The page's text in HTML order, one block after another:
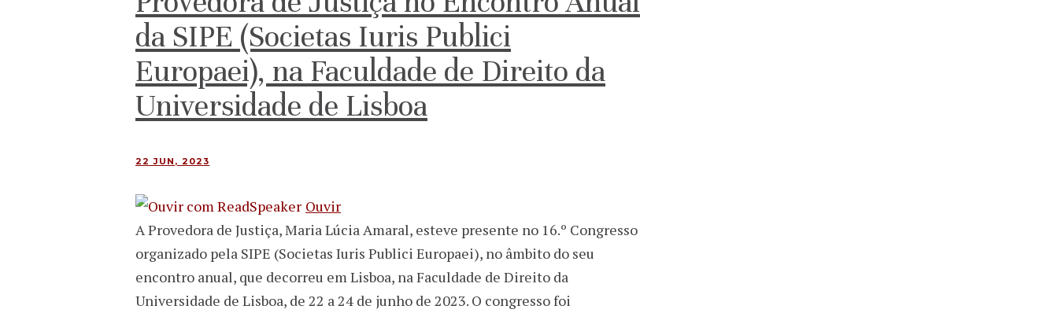
da SIPE (Societas Iuris Publici
Europaei), na Faculdade de Direito da
Universidade de Lisboa
22 JUN, 2023
Ouvir
A Provedora de Justiça, Maria Lúcia Amaral, esteve presente no 16.º Congresso
organizado pela SIPE (Societas Iuris Publici Europaei), no âmbito do seu
encontro anual, que decorreu em Lisboa, na Faculdade de Direito da
Universidade de Lisboa, de 22 a 24 de junho de 2023. O congresso foi